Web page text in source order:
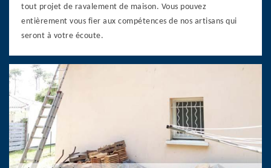
tout projet de ravalement de maison. Vous pouvez
entièrement vous fier aux compétences de nos artisans qui
seront à votre écoute.